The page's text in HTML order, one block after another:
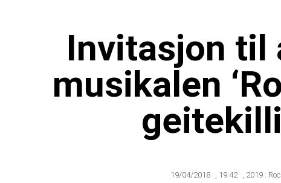
Invitasjon til
musikalen
19/04/2018 19:42 2019 :